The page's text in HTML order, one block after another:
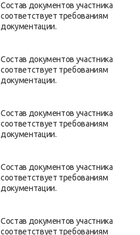
Состав документов участника
соответствует требованиям
документации.
Состав документов участника
соответствует требованиям
документации.
Состав документов участника
соответствует требованиям
документации.
Состав документов участника
соответствует требованиям
документации.
Состав документов участника
соответствует требованиям